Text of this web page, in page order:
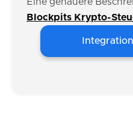
Eine genauere
Blockpits Krypto-